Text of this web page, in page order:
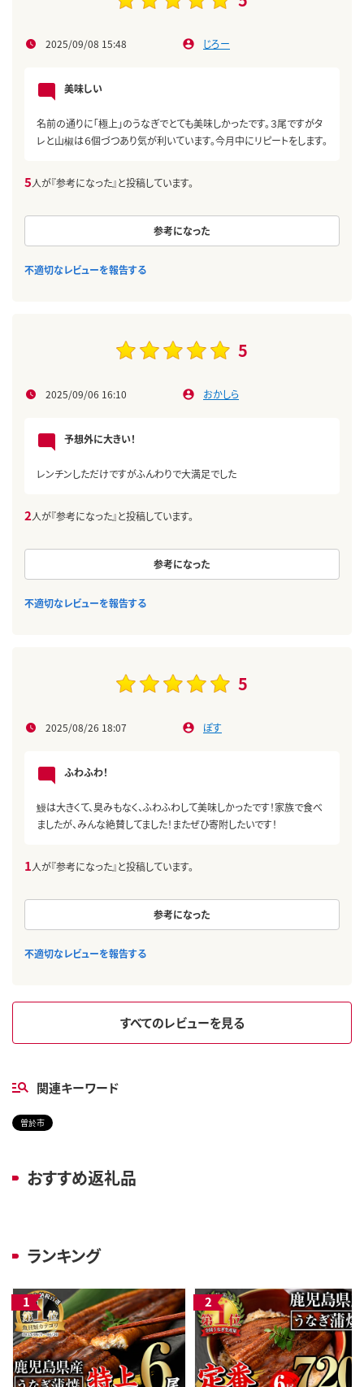
2025/09/08 15:48 じろー
美味しい
名前の通りに「極上」のうなぎでとても美味しかったです。３尾ですがタ
レと山椒は６個づつあり気が利いています。今月中にリピートをします。
5人が『参考になった』と投稿しています。
参考になった
不適切なレビューを報告する
5
2025/09/06 16:10 おかしら
予想外に大きい！
レンチンしただけですがふんわりで大満足でした
2人が『参考になった』と投稿しています。
参考になった
不適切なレビューを報告する
5
2025/08/26 18:07 ぽす
ふわふわ！
鰻は大きくて、臭みもなく、ふわふわして美味しかったです！家族で食べ
ましたが、みんな絶賛してました！またぜひ寄附したいです！
1人が『参考になった』と投稿しています。
参考になった
不適切なレビューを報告する
すべてのレビューを見る
関連キーワード
曽於市
おすすめ返礼品
ランキング